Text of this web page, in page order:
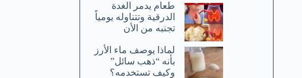
طعام يدمر الغدة
الدرقية وتتناوله يومياً
تجنبه من الأن
لماذا يوصف ماء الأرز
بأنه “ذهب سائل”
وكيف تستخدمه؟